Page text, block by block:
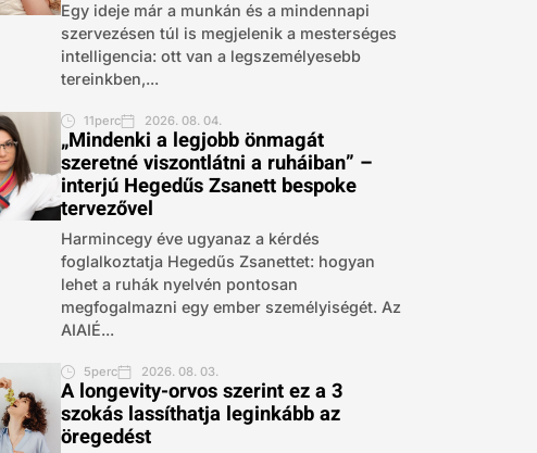
Egy ideje már a munkán és a mindennapi
szervezésen túl is megjelenik a mesterséges
intelligencia: ott van a legszemélyesebb
tereinkben,...
11perc 2026. 08. 04.
„Mindenki a legjobb önmagát
szeretné viszontlátni a ruháiban” –
interjú Hegedűs Zsanett bespoke
tervezővel
Harmincegy éve ugyanaz a kérdés
foglalkoztatja Hegedűs Zsanettet: hogyan
lehet a ruhák nyelvén pontosan
megfogalmazni egy ember személyiségét. Az
AIAIÉ...
5perc 2026. 08. 03.
A longevity-orvos szerint ez a 3
szokás lassíthatja leginkább az
öregedést